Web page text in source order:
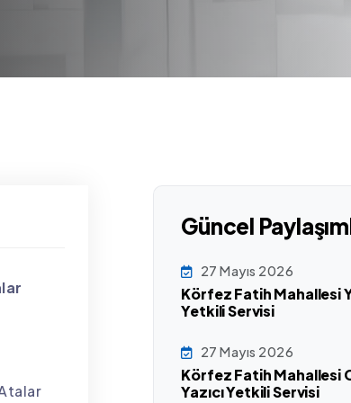
Güncel
27 Mayıs 2026
Körfez Fatih Mahallesi
Yetkili Servisi
27 Mayıs 2026
Körfez Fatih Mahallesi
Yazıcı Yetkili Servisi